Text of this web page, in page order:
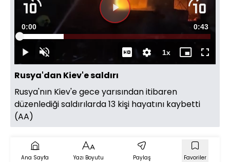
DuraklatSesi
Aç
Süre
0:00 Toplam
Süre
0:43
Yüklendi:
1xOynatma
Hızı
Mini
oynatıcı
Tam
Ekran
Rusya'dan Kiev'e saldırı
Rusya'nın Kiev'e gece yarısından itibaren
düzenlediği saldırılarda 13 kişi hayatını kaybetti
(AA)
Ana Sayfa Yazı Boyutu Paylaş Favoriler